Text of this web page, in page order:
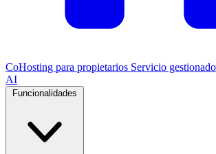
CoHosting para propietarios Servicio
AI